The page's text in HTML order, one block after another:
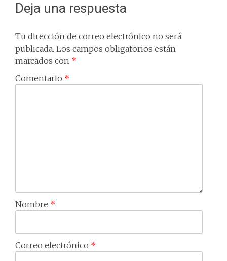
Deja una respuesta
Tu dirección de correo electrónico no será
publicada. Los campos obligatorios están
marcados con *
Comentario *
Nombre *
Correo electrónico *